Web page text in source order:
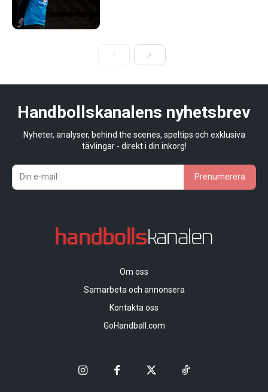
Handbollskanalens nyhetsbrev
Nyheter, analyser, behind the scenes, speltips och exklusiva
tävlingar - direkt i din inkorg!
Prenumerera
Om oss
Samarbeta och annonsera
Kontakta oss
GoHandball.com